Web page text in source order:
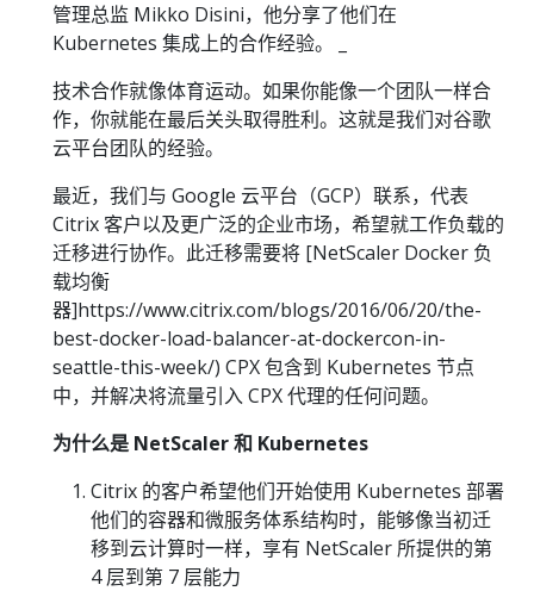
管理总监 Mikko Disini，他分享了他们在
Kubernetes 集成上的合作经验。 _
技术合作就像体育运动。如果你能像一个团队一样合
作，你就能在最后关头取得胜利。这就是我们对谷歌
云平台团队的经验。
最近，我们与 Google 云平台（GCP）联系，代表
Citrix 客户以及更广泛的企业市场，希望就工作负载的
迁移进行协作。此迁移需要将 [NetScaler Docker 负
载均衡
器]https://www.citrix.com/blogs/2016/06/20/the-
best-docker-load-balancer-at-dockercon-in-
seattle-this-week/) CPX 包含到 Kubernetes 节点
中，并解决将流量引入 CPX 代理的任何问题。
为什么是 NetScaler 和 Kubernetes
Citrix 的客户希望他们开始使用 Kubernetes 部署
他们的容器和微服务体系结构时，能够像当初迁
移到云计算时一样，享有 NetScaler 所提供的第
4 层到第 7 层能力